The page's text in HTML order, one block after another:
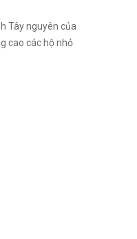
Tây nguyên của
cao các hộ nhỏ